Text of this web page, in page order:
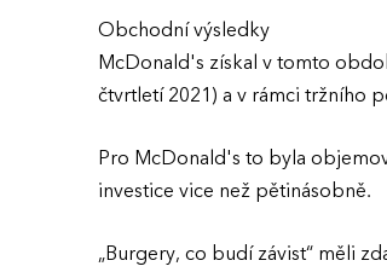
Obchodní výsledky
McDonald's získal v tomto
čtvrtletí 2021) a v rámci tržního
Pro McDonald's to byla
investice vice než pětinásobně.
„Burgery, co budí závist“ měli